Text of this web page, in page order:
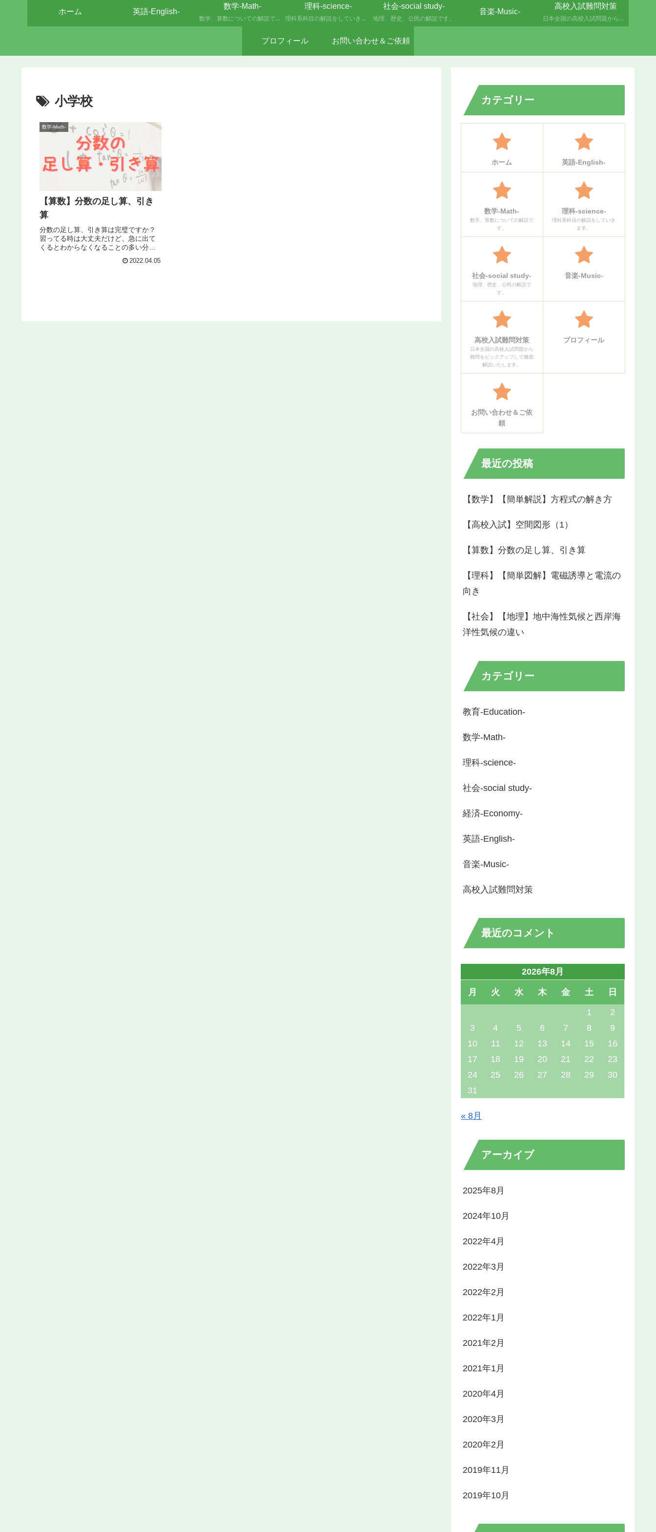
ホーム 英語-English-
数学-Math-
数学、算数についての解説です。
理科-science-
理科系科目の解説をしていきます。
社会-social study-
地理、歴史、公民の解説です。
音楽-Music-
高校入試難問対策
日本全国の高校入試問題から難問をピックアップして徹底解説いたします。
プロフィール お問い合わせ＆ご依頼
小学校
数学-Math-
【算数】分数の足し算、引き
算
分数の足し算、引き算は完璧ですか？
習ってる時は大丈夫だけど、急に出て
くるとわからなくなることの多い分数
しています。練習問題も用意しており
2022.04.05
カテゴリー
ホーム 英語-English-
数学-Math-
数学、算数についての解説で
す。
理科-science-
理科系科目の解説をしていき
ます。
社会-social study-
地理、歴史、公民の解説で
す。
音楽-Music-
高校入試難問対策
日本全国の高校入試問題から
難問をピックアップして徹底
解説いたします。
プロフィール
お問い合わせ＆ご依
頼
最近の投稿
【数学】【簡単解説】方程式の解き方
【高校入試】空間図形（1）
【算数】分数の足し算、引き算
【理科】【簡単図解】電磁誘導と電流の
向き
【社会】【地理】地中海性気候と西岸海
洋性気候の違い
カテゴリー
教育-Education-
数学-Math-
理科-science-
社会-social study-
経済-Economy-
英語-English-
音楽-Music-
高校入試難問対策
最近のコメント
2026年8月
月 火 水 木 金 土 日
1
2
3
4 5 6 7 8
9
10
11 12 13 14 15
16
17
18 19 20 21 22
23
24
25 26 27 28 29
30
31
« 8月
アーカイブ
2025年8月
2024年10月
2022年4月
2022年3月
2022年2月
2022年1月
2021年2月
2021年1月
2020年4月
2020年3月
2020年2月
2019年11月
2019年10月